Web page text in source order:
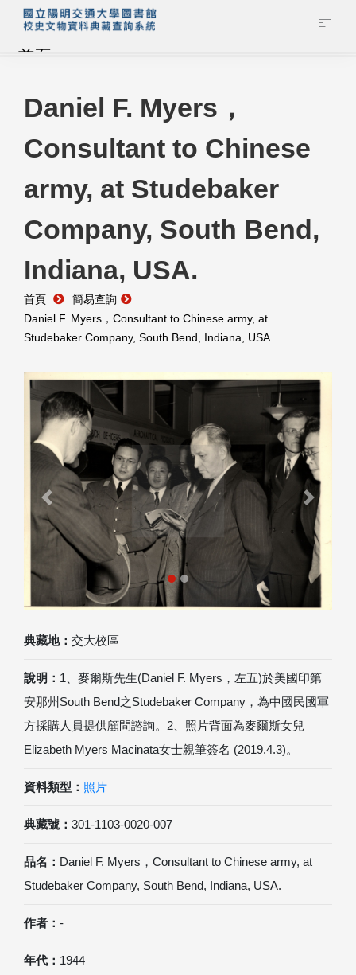
首頁
藏品查詢
校史館簡介
藏品清單全覽
資料調閱申請
管理者登入
Daniel F. Myers，
Consultant to Chinese
army, at Studebaker
Company, South Bend,
Indiana, USA.
首頁
簡易查詢
Daniel F. Myers，Consultant to Chinese army, at
Studebaker Company, South Bend, Indiana, USA.
典藏地： 交大校區
說明： 1、麥爾斯先生(Daniel F. Myers，左五)於美國印第
安那州South Bend之Studebaker Company，為中國民國軍
方採購人員提供顧問諮詢。2、照片背面為麥爾斯女兒
Elizabeth Myers Macinata女士親筆簽名 (2019.4.3)。
資料類型： 照片
典藏號： 301-1103-0020-007
品名： Daniel F. Myers，Consultant to Chinese army, at
Studebaker Company, South Bend, Indiana, USA.
作者： -
年代： 1944
Previous Next